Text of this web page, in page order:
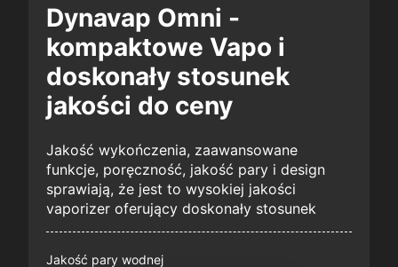
Dynavap Omni -
kompaktowe Vapo i
doskonały stosunek
jakości do ceny
Jakość wykończenia, zaawansowane
funkcje, poręczność, jakość pary i design
sprawiają, że jest to wysokiej jakości
vaporizer oferujący doskonały stosunek
Jakość pary wodnej